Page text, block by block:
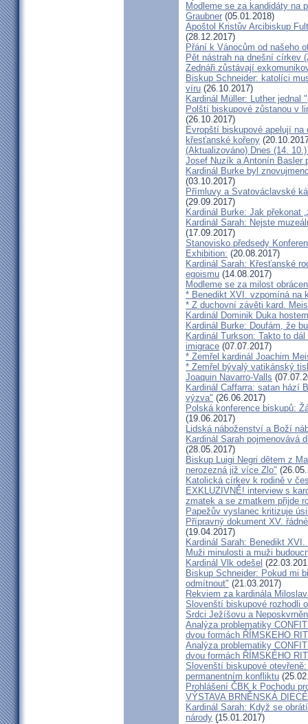
Modleme se za kandidáty na
Graubner (05.01.2018)
Apoštol Kristův Arcibiskup
(28.12.2017)
Přání k Vánocům od našeho
Pět nástrah na dnešní církev
Zednáři zůstávají
Biskup Schneider: katolíci
víru (26.10.2017)
Kardinál Müller: Luther jednal
Polští biskupové zůstanou v
(26.10.2017)
Evropští biskupové apelují
křesťanské kořeny
(Aktualizováno) Dnes (14.
Josef Nuzík a Antonín Basler
Kardinál Burke byl
(03.10.2017)
Přímluvy a Svatováclavské
(29.09.2017)
Kardinál Burke: Jak překonat
Kardinál Sarah: Nejste
(17.09.2017)
Stanovisko předsedy
Exhibition: (20.08.2017)
Kardinál Sarah: Křesťanské
egoismu (14.08.2017)
Modleme se za milost
* Benedikt XVI. vzpomíná na
* Z duchovní závěti kard.
Kardinál Dominik Duka
Kardinál Burke: Doufám, že
Kardinál Turkson: Takto to
imigrace (07.07.2017)
* Zemřel kardinál Joachim
* Zemřel bývalý vatikánský
Joaquin Navarro-Valls
Kardinál Caffarra: satan hází
výzva" (26.06.2017)
Polská konference biskupů:
(19.06.2017)
Lidská náboženství a Boží
Kardinál Sarah pojmenovává
(28.05.2017)
Biskup Luigi Negri dětem z
nerozezná již více Zlo"
Katolická církev k rodině v
EXKLUZIVNĚ! interview s
zmatek a se zmatkem přijde
Papežův vyslanec kritizuje
Přípravný dokument XV.
(19.04.2017)
Kardinál Sarah: Benedikt
Muži minulosti a muži
Kardinál Vlk odešel
Biskup Schneider: Pokud mi
odmítnout" (21.03.2017)
Rekviem za kardinála
Slovenští biskupové rozhodli
Srdci Ježíšovu a
Analýza problematiky
dvou formách ŘÍMSKEHO
Analýza problematiky
dvou formách ŘÍMSKÉHO
Slovenští biskupové
permanentním konfliktu
Prohlášení ČBK k Pochodu
VÝSTAVA BRNĚNSKÁ
Kardinál Sarah: Když se
národy (15.01.2017)